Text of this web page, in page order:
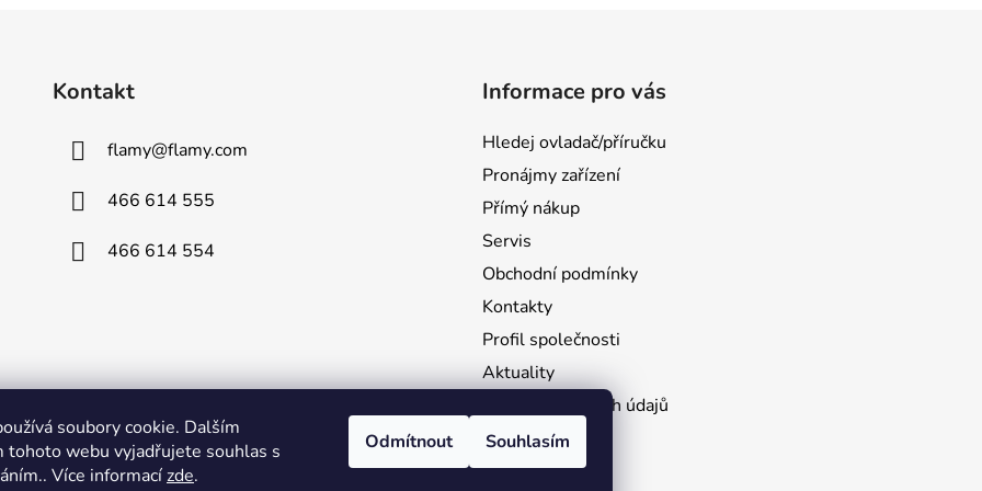
soubory cookie. Dalším
tohoto webu vyjadřujete souhlas s
Více informacízde.
Odmítnout Souhlasím
Kontakt
flamy@flamy.com
466 614 555
466 614 554
Informace pro vás
Hledej ovladač/příručku
Pronájmy zařízení
Přímý nákup
Servis
Obchodní podmínky
Kontakty
Profil společnosti
Aktuality
Ochrana osobních údajů
Ke stažení
Vrácení zboží